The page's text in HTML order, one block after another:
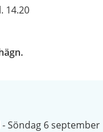
14.20
Söndag 6 september